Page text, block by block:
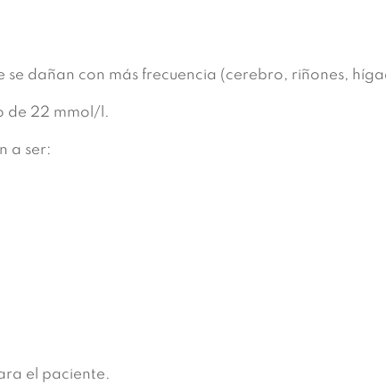
se dañan con más frecuencia (cerebro, riñones,
de 22 mmol/l.
a ser:
el paciente.